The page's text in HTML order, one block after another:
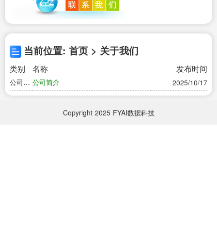
当前位置: 首页 > 关于我们
类别 名称 发布时间
公司简
介
公司简介 2025/10/17
Copyright 2025 FYAI数据科技